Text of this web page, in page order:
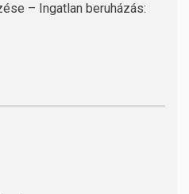
– Ingatlan beruházás: